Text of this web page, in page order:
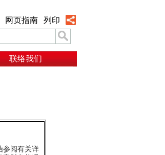
网页指南 列印
联络我们